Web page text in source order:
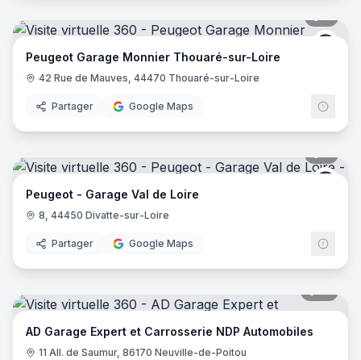
Peugeot Garage Monnier Thouaré-sur-Loire
42 Rue de Mauves, 44470 Thouaré-sur-Loire
Partager Google Maps
Peugeot - Garage Val de Loire
8, 44450 Divatte-sur-Loire
Partager Google Maps
AD Garage Expert et Carrosserie NDP Automobiles
11 All. de Saumur, 86170 Neuville-de-Poitou